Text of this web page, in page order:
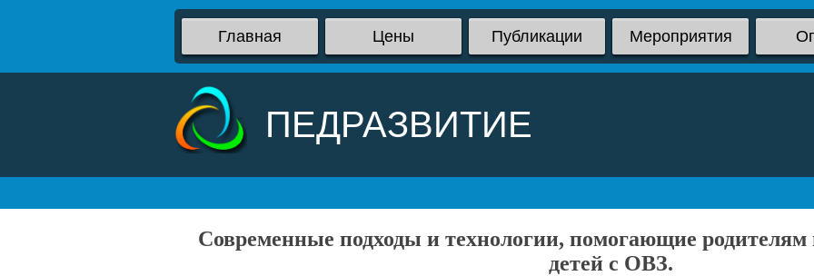
Главная Цены Публикации Мероприятия
ПЕДРАЗВИТИЕ
Современные подходы и технологии, помогающие родителям
детей с ОВЗ.